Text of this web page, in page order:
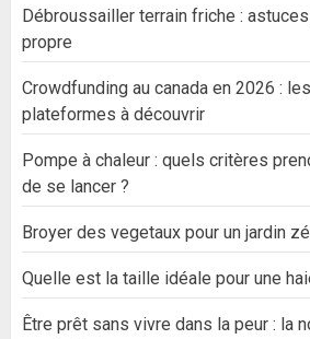
Débroussailler terrain friche :
propre
Crowdfunding au canada en 2026 :
plateformes à découvrir
Pompe à chaleur : quels critères
de se lancer ?
Broyer des vegetaux pour un jardin
Quelle est la taille idéale pour une
Être prêt sans vivre dans la peur : la